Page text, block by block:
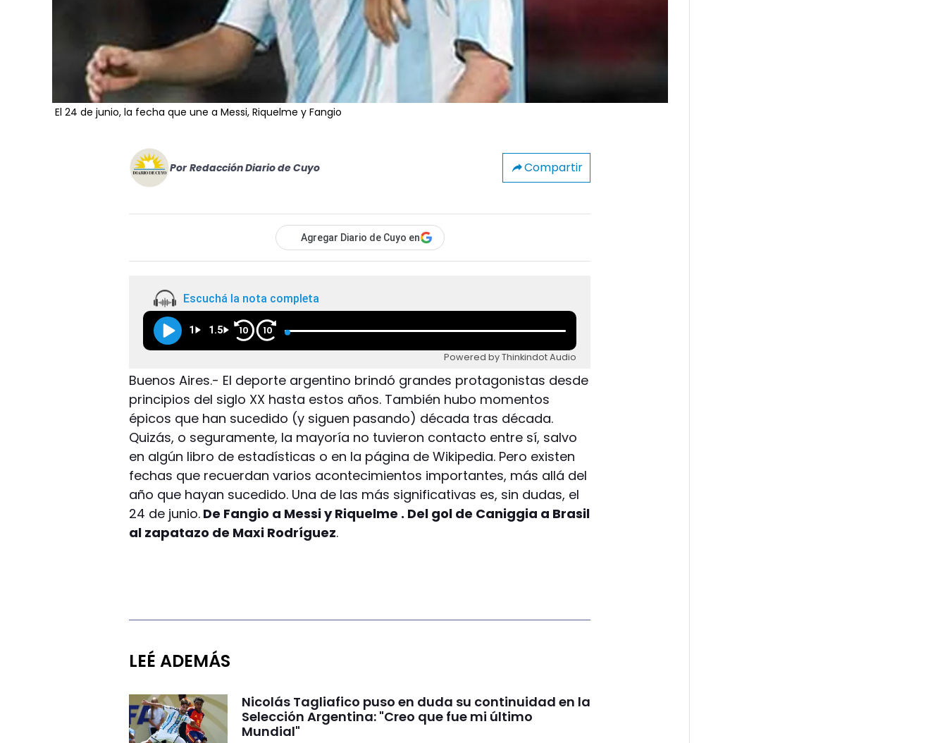
El 24 de junio, la fecha que une a Messi, Riquelme y Fangio
Por Redacción Diario de Cuyo Compartir
Agregar Diario de Cuyo en
Escuchá la nota completa
1 1.5 10 10
Powered by Thinkindot Audio
Buenos Aires.- El deporte argentino brindó grandes protagonistas desde
principios del siglo XX hasta estos años. También hubo momentos
épicos que han sucedido (y siguen pasando) década tras década.
Quizás, o seguramente, la mayoría no tuvieron contacto entre sí, salvo
en algún libro de estadísticas o en la página de Wikipedia. Pero existen
fechas que recuerdan varios acontecimientos importantes, más allá del
año que hayan sucedido. Una de las más significativas es, sin dudas, el
24 de junio. De Fangio a Messi y Riquelme . Del gol de Caniggia a Brasil
al zapatazo de Maxi Rodríguez.
LEÉ ADEMÁS
Nicolás Tagliafico puso en duda su continuidad en la
Selección Argentina: "Creo que fue mi último
Mundial"